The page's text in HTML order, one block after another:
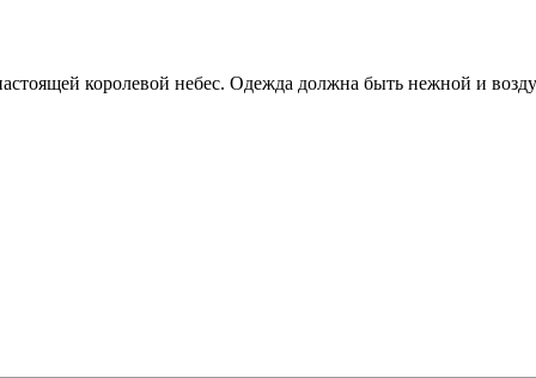
королевой небес. Одежда должна быть нежной и